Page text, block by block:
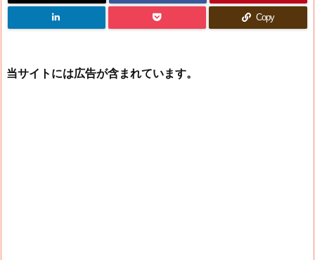
Copy
当サイトには広告が含まれています。